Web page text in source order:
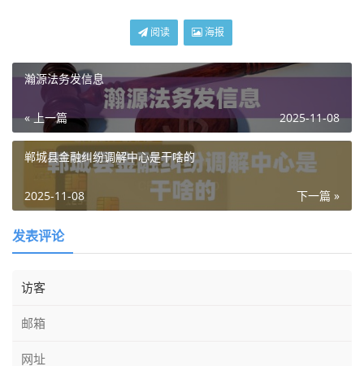
阅读 海报
瀚源法务发信息
« 上一篇 2025-11-08
郸城县金融纠纷调解中心是干啥的
下一篇 »
2025-11-08
发表评论